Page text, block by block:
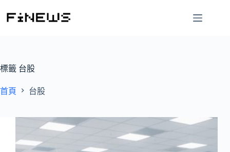
容
標籤 台股
首頁 台股